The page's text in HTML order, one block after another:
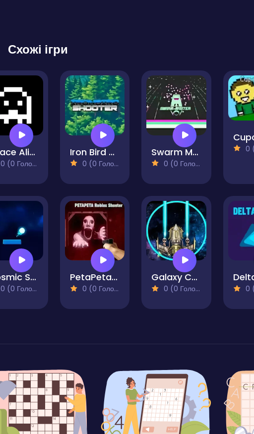
Схожі ігри
Space Aliens 1977
0 (0 Голосів)
Iron Bird Shooter
0 (0 Голосів)
Swarm Master
0 (0 Голосів)
0
Cosmic Smash
0 (0 Голосів)
PetaPeta Roblox Shooter
0 (0 Голосів)
Galaxy Carnage
0 (0 Голосів) 0